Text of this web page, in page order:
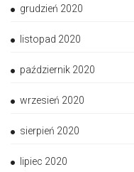
grudzień 2020
listopad 2020
październik 2020
wrzesień 2020
sierpień 2020
lipiec 2020